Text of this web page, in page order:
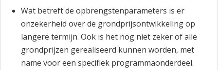
Wat betreft de opbrengstenparameters is er
onzekerheid over de grondprijsontwikkeling op
langere termijn. Ook is het nog niet zeker of alle
grondprijzen gerealiseerd kunnen worden, met
name voor een specifiek programmaonderdeel.